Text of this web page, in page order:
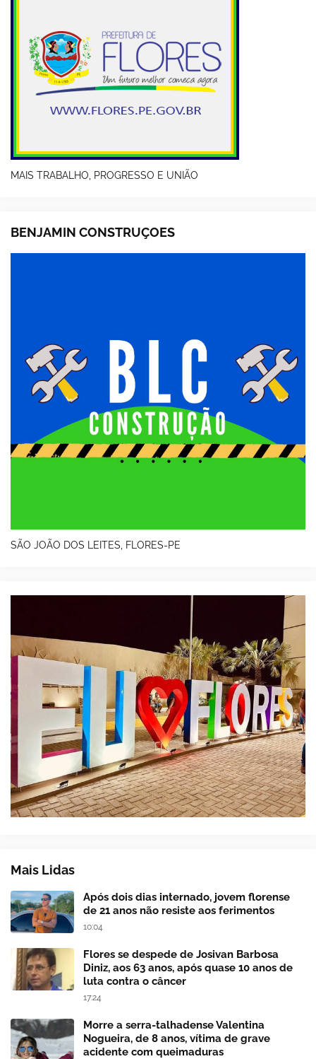
MAIS TRABALHO, PROGRESSO E UNIÃO
BENJAMIN CONSTRUÇOES
SÃO JOÃO DOS LEITES, FLORES-PE
Mais Lidas
Após dois dias internado, jovem florense
de 21 anos não resiste aos ferimentos
10:04
Flores se despede de Josivan Barbosa
Diniz, aos 63 anos, após quase 10 anos de
luta contra o câncer
17:24
Morre a serra-talhadense Valentina
Nogueira, de 8 anos, vítima de grave
acidente com queimaduras